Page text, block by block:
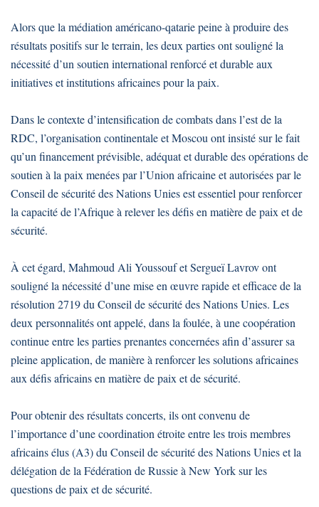
Alors que la médiation américano-qatarie peine à produire des
résultats positifs sur le terrain, les deux parties ont souligné la
nécessité d’un soutien international renforcé et durable aux
initiatives et institutions africaines pour la paix.
Dans le contexte d’intensification de combats dans l’est de la
RDC, l’organisation continentale et Moscou ont insisté sur le fait
qu’un financement prévisible, adéquat et durable des opérations de
soutien à la paix menées par l’Union africaine et autorisées par le
Conseil de sécurité des Nations Unies est essentiel pour renforcer
la capacité de l’Afrique à relever les défis en matière de paix et de
sécurité.
À cet égard, Mahmoud Ali Youssouf et Sergueï Lavrov ont
souligné la nécessité d’une mise en œuvre rapide et efficace de la
résolution 2719 du Conseil de sécurité des Nations Unies. Les
deux personnalités ont appelé, dans la foulée, à une coopération
continue entre les parties prenantes concernées afin d’assurer sa
pleine application, de manière à renforcer les solutions africaines
aux défis africains en matière de paix et de sécurité.
Pour obtenir des résultats concerts, ils ont convenu de
l’importance d’une coordination étroite entre les trois membres
africains élus (A3) du Conseil de sécurité des Nations Unies et la
délégation de la Fédération de Russie à New York sur les
questions de paix et de sécurité.